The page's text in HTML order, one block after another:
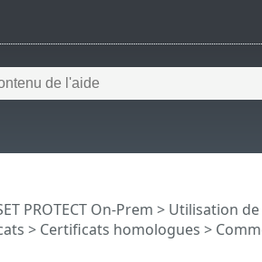
PROTECT On-Prem > Utilisation de
> Certificats homologues >